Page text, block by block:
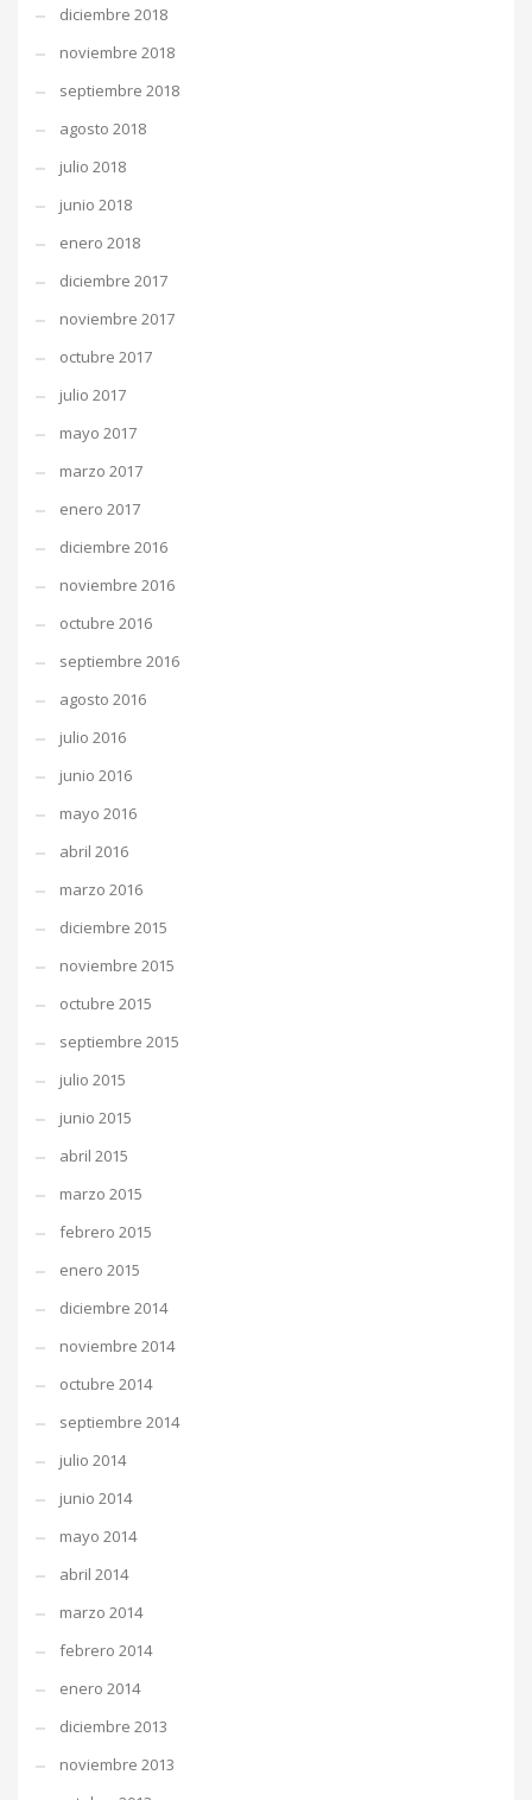
diciembre 2018
noviembre 2018
septiembre 2018
agosto 2018
julio 2018
junio 2018
enero 2018
diciembre 2017
noviembre 2017
octubre 2017
julio 2017
mayo 2017
marzo 2017
enero 2017
diciembre 2016
noviembre 2016
octubre 2016
septiembre 2016
agosto 2016
julio 2016
junio 2016
mayo 2016
abril 2016
marzo 2016
diciembre 2015
noviembre 2015
octubre 2015
septiembre 2015
julio 2015
junio 2015
abril 2015
marzo 2015
febrero 2015
enero 2015
diciembre 2014
noviembre 2014
octubre 2014
septiembre 2014
julio 2014
junio 2014
mayo 2014
abril 2014
marzo 2014
febrero 2014
enero 2014
diciembre 2013
noviembre 2013